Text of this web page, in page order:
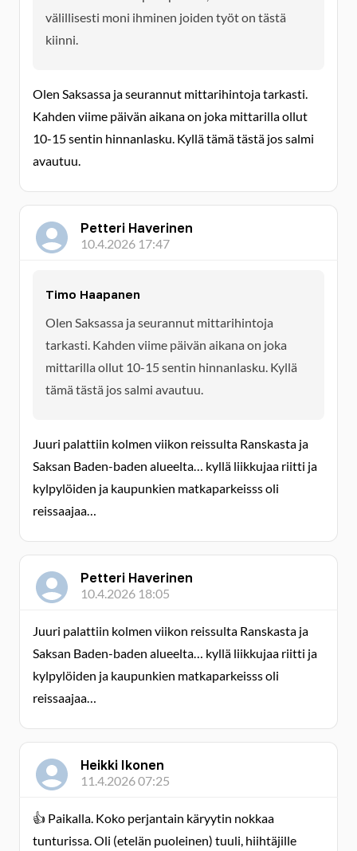
välillisesti moni ihminen joiden työt on tästä
kiinni.
Olen Saksassa ja seurannut mittarihintoja tarkasti.
Kahden viime päivän aikana on joka mittarilla ollut
10-15 sentin hinnanlasku. Kyllä tämä tästä jos salmi
avautuu.
Petteri Haverinen
10.4.2026 17:47
Timo Haapanen
Olen Saksassa ja seurannut mittarihintoja
tarkasti. Kahden viime päivän aikana on joka
mittarilla ollut 10-15 sentin hinnanlasku. Kyllä
tämä tästä jos salmi avautuu.
Juuri palattiin kolmen viikon reissulta Ranskasta ja
Saksan Baden-baden alueelta… kyllä liikkujaa riitti ja
kylpylöiden ja kaupunkien matkaparkeisss oli
reissaajaa…
Petteri Haverinen
10.4.2026 18:05
Juuri palattiin kolmen viikon reissulta Ranskasta ja
Saksan Baden-baden alueelta… kyllä liikkujaa riitti ja
kylpylöiden ja kaupunkien matkaparkeisss oli
reissaajaa…
Heikki Ikonen
11.4.2026 07:25
👍 Paikalla. Koko perjantain käryytin nokkaa
tunturissa. Oli (etelän puoleinen) tuuli, hiihtäjille